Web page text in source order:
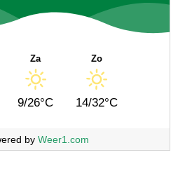
Za
9/26°C
Zo
14/32°C
by Weer1.com